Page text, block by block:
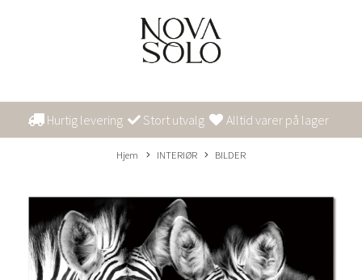
Hurtig levering Stort utvalg Alltid varer på lager
Hjem INTERIØR BILDER